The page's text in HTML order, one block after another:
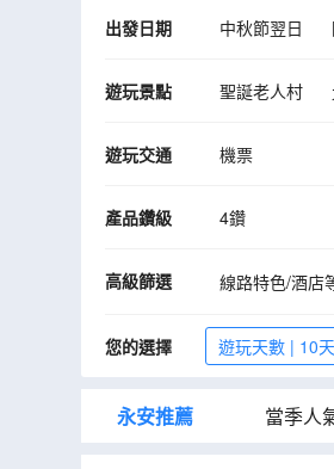
出發日期 中秋節翌日
遊玩景點 聖誕老人村
瓦維爾城堡
德爾達圖赫菲溫
費德烈城堡
《權力遊戲》
遊玩交通 機票
產品鑽級 4鑽
高級篩選 線路特色/酒店
您的選擇 遊玩天數 | 10
永安推薦 當季人